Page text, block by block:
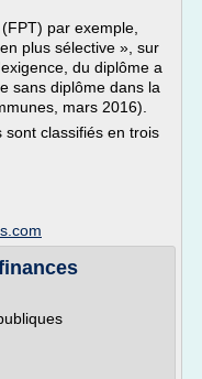
par exemple,
plus sélective », sur
du diplôme a
sans diplôme dans la
mars 2016).
sont classifiés en trois